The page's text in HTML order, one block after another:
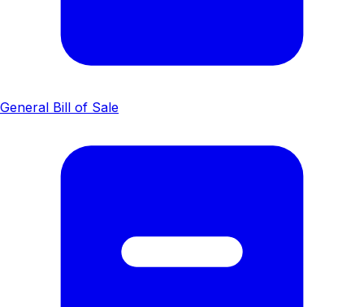
General Bill of Sale